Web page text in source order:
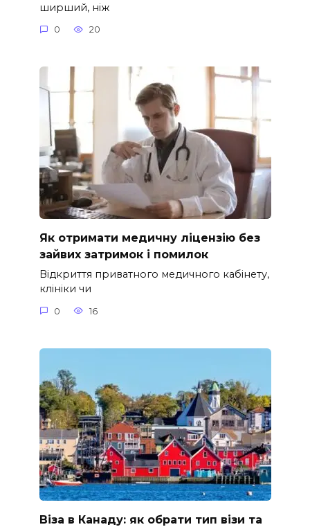
ширший, ніж
0 20
Як отримати медичну ліцензію без
зайвих затримок і помилок
Відкриття приватного медичного кабінету,
клініки чи
0 16
Віза в Канаду: як обрати тип візи та